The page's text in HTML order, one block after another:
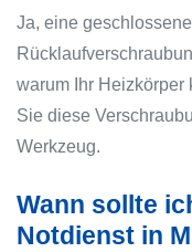
Ja, eine
warum Ihr Heizkörper
Sie diese
Werkzeug.
Wann sollte
Notdienst in